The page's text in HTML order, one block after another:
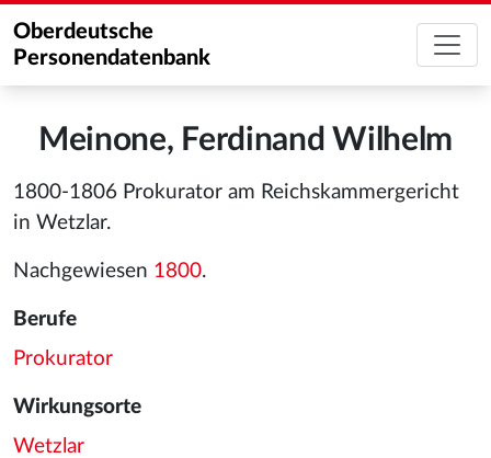
Oberdeutsche
Personendatenbank
Meinone, Ferdinand Wilhelm
1800-1806 Prokurator am Reichskammergericht
in Wetzlar.
Nachgewiesen 1800.
Berufe
Prokurator
Wirkungsorte
Wetzlar